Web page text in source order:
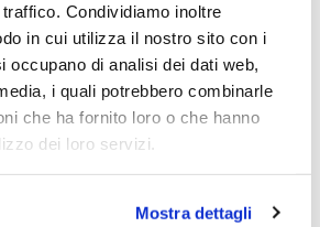
Condividiamo inoltre
in cui utilizza il nostro sito con i
occupano di analisi dei dati web,
i quali potrebbero combinarle
che ha fornito loro o che hanno
dei loro servizi.
Mostra dettagli
Emilio Tomasini